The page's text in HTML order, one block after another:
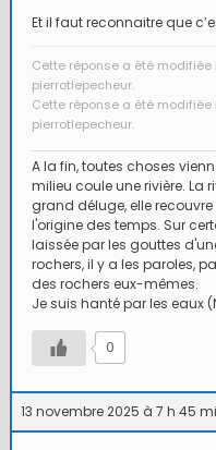
Et il faut reconnaitre que
Cette réponse a été
pierrotlepecheur.
Cette réponse a été
pierrotlepecheur.
A la fin, toutes choses
milieu coule une rivière. La
grand déluge, elle
l'origine des temps. Sur
laissée par les gouttes
rochers, il y a les paroles,
des rochers eux-mêmes.
Je suis hanté par les eaux
0
13 novembre 2025 à 7 h 45